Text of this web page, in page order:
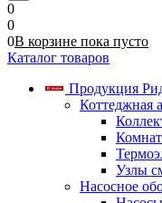
0
0
0В корзине пока пусто
Каталог товаров
Продукция
Коттеджная
Узлы
Насосное